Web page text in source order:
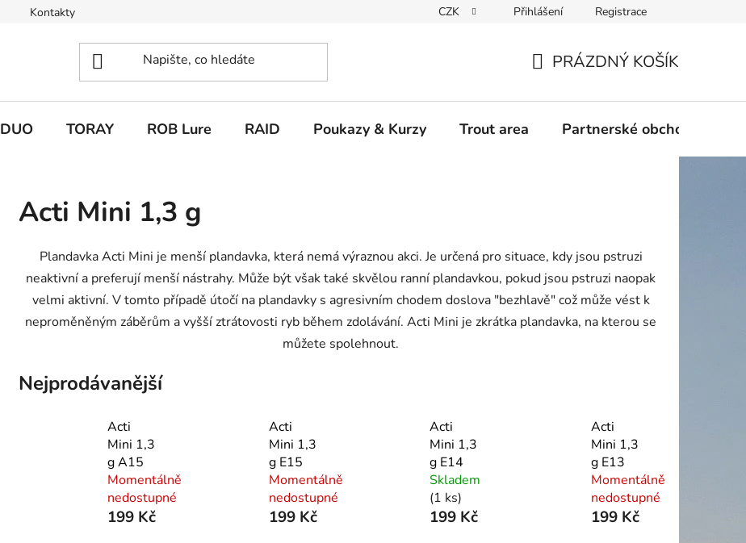
Kontakty CZK Přihlášení Registrace
KOŠÍK
PRÁZDNÝ KOŠÍK
DUO TORAY ROB Lure RAID Poukazy & Kurzy Trout area Partnerské obchody
Acti Mini 1,3 g
Plandavka Acti Mini je menší plandavka, která nemá výraznou akci. Je určená pro situace, kdy jsou pstruzi
neaktivní a preferují menší nástrahy. Může být však také skvělou ranní plandavkou, pokud jsou pstruzi naopak
velmi aktivní. V tomto případě útočí na plandavky s agresivním chodem doslova "bezhlavě" což může vést k
neproměněným záběrům a vyšší ztrátovosti ryb během zdolávání. Acti Mini je zkrátka plandavka, na kterou se
můžete spolehnout.
Nejprodávanější
Acti
Mini 1,3
g A15
Momentálně
nedostupné
199 Kč
Acti
Mini 1,3
g E15
Momentálně
nedostupné
199 Kč
Acti
Mini 1,3
g E14
Skladem
(1 ks)
199 Kč
Acti
Mini 1,3
g E13
Momentálně
nedostupné
199 Kč